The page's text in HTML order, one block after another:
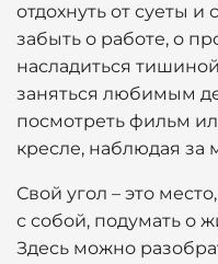
отдохнуть от суеты и
забыть о работе, о
насладиться
заняться любимым
посмотреть фильм
кресле, наблюдая за
Свой угол – это
с собой, подумать о
Здесь можно